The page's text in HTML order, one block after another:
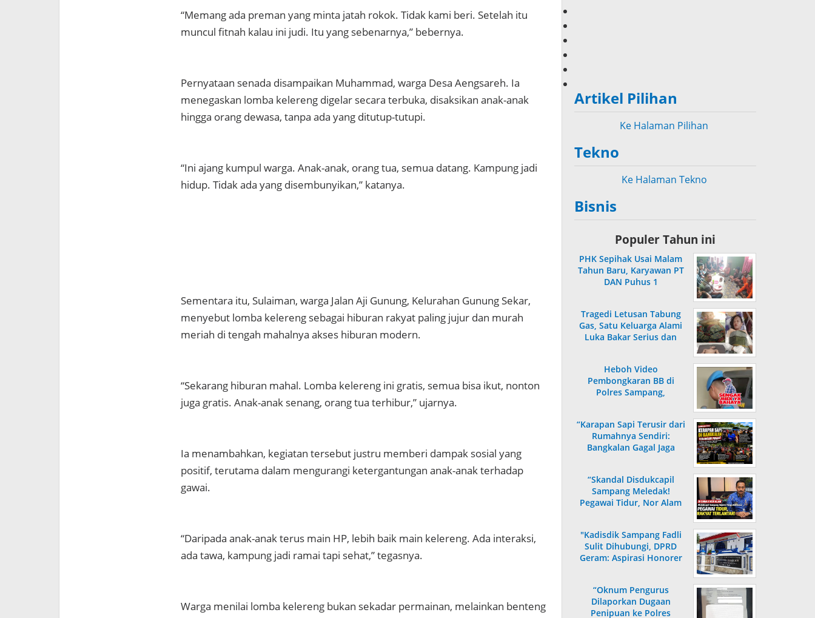
“Memang ada preman yang minta jatah rokok. Tidak kami beri. Setelah itu
muncul fitnah kalau ini judi. Itu yang sebenarnya,” bebernya.
Pernyataan senada disampaikan Muhammad, warga Desa Aengsareh. Ia
menegaskan lomba kelereng digelar secara terbuka, disaksikan anak-anak
hingga orang dewasa, tanpa ada yang ditutup-tutupi.
“Ini ajang kumpul warga. Anak-anak, orang tua, semua datang. Kampung jadi
hidup. Tidak ada yang disembunyikan,” katanya.
Sementara itu, Sulaiman, warga Jalan Aji Gunung, Kelurahan Gunung Sekar,
menyebut lomba kelereng sebagai hiburan rakyat paling jujur dan murah
meriah di tengah mahalnya akses hiburan modern.
“Sekarang hiburan mahal. Lomba kelereng ini gratis, semua bisa ikut, nonton
juga gratis. Anak-anak senang, orang tua terhibur,” ujarnya.
Ia menambahkan, kegiatan tersebut justru memberi dampak sosial yang
positif, terutama dalam mengurangi ketergantungan anak-anak terhadap
gawai.
“Daripada anak-anak terus main HP, lebih baik main kelereng. Ada interaksi,
ada tawa, kampung jadi ramai tapi sehat,” tegasnya.
Warga menilai lomba kelereng bukan sekadar permainan, melainkan benteng
Artikel Pilihan
Ke Halaman Pilihan
Tekno
Ke Halaman Tekno
Bisnis
Populer Tahun ini
PHK Sepihak Usai Malam
Tahun Baru, Karyawan PT
DAN Puhus 1
Tragedi Letusan Tabung
Gas, Satu Keluarga Alami
Luka Bakar Serius dan
Heboh Video
Pembongkaran BB di
Polres Sampang,
“Karapan Sapi Terusir dari
Rumahnya Sendiri:
Bangkalan Gagal Jaga
“Skandal Disdukcapil
Sampang Meledak!
Pegawai Tidur, Nor Alam
"Kadisdik Sampang Fadli
Sulit Dihubungi, DPRD
Geram: Aspirasi Honorer
“Oknum Pengurus
Dilaporkan Dugaan
Penipuan ke Polres